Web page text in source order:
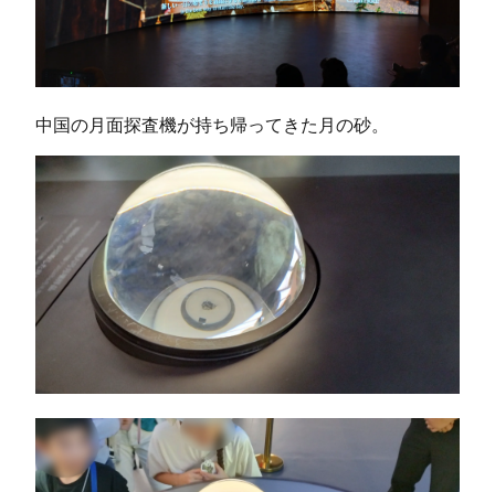
中国の月面探査機が持ち帰ってきた月の砂。